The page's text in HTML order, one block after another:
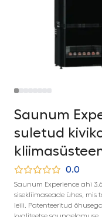
Saunum
suletud
0.0
Saunum Experience ahi
sisekliimaseade ühes,
leili. Patenteeritud